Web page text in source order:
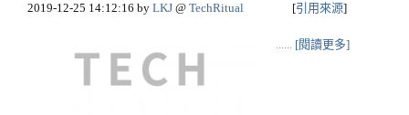
2019-12-25 14:12:16 by LKJ @ TechRitual [引用來源]
...... [閱讀更多]